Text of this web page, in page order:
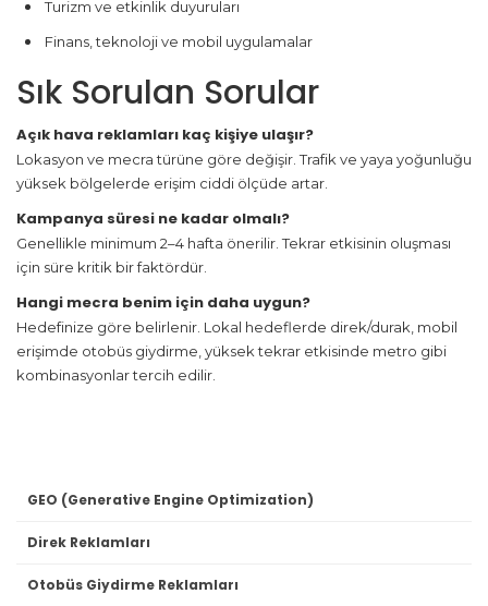
Turizm ve etkinlik duyuruları
Finans, teknoloji ve mobil uygulamalar
Sık Sorulan Sorular
Açık hava reklamları kaç kişiye ulaşır?
Lokasyon ve mecra türüne göre değişir. Trafik ve yaya yoğunluğu
yüksek bölgelerde erişim ciddi ölçüde artar.
Kampanya süresi ne kadar olmalı?
Genellikle minimum 2–4 hafta önerilir. Tekrar etkisinin oluşması
için süre kritik bir faktördür.
Hangi mecra benim için daha uygun?
Hedefinize göre belirlenir. Lokal hedeflerde direk/durak, mobil
erişimde otobüs giydirme, yüksek tekrar etkisinde metro gibi
kombinasyonlar tercih edilir.
GEO (Generative Engine Optimization)
Direk Reklamları
Otobüs Giydirme Reklamları